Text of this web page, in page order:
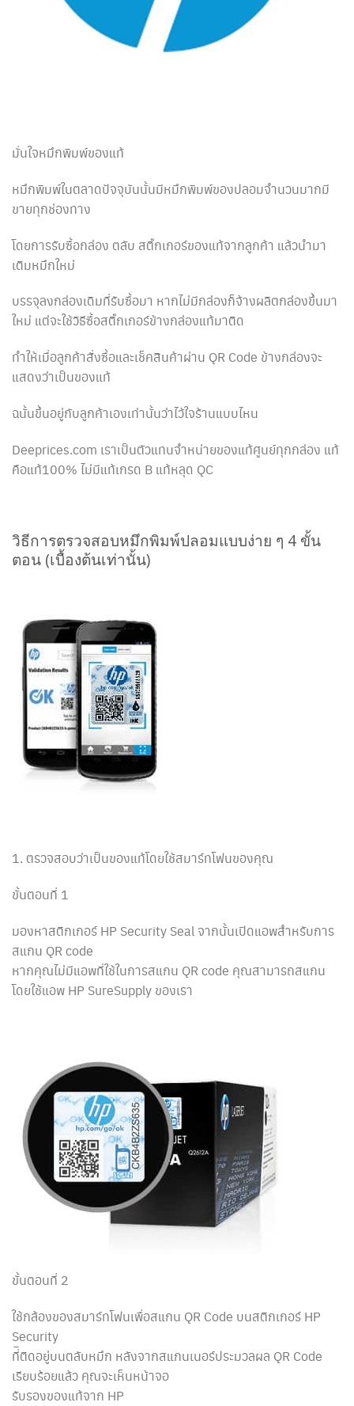
มั่นใจหมึกพิมพ์ของแท้
หมึกพิมพ์ในตลาดปัจจุบันนั้นมีหมึกพิมพ์ของปลอมจำนวนมากมี
ขายทุกช่องทาง
โดยการรับซื้อกล่อง ตลับ สติ๊กเกอร์ของแท้จากลูกค้า แล้วนำมา
เติมหมึกใหม่
บรรจุลงกล่องเดิมที่รับซื้อมา หากไม่มีกล่องก็จ้างผลิตกล่องขึ้นมา
ใหม่ แต่จะใช้วิธีซื้อสติ๊กเกอร์ข้างกล่องแท้มาติด
ทำให้เมื่อลูกค้าสั่งซื้อและเช็คสินค้าผ่าน QR Code ข้างกล่องจะ
แสดงว่าเป็นของแท้
ฉนั้นขึ้นอยู่กับลูกค้าเองเท่านั้นว่าไว้ใจร้านแบบไหน
Deeprices.com เราเป็นตัวแทนจำหน่ายของแท้ศูนย์ทุกกล่อง แท้
คือแท้100% ไม่มีแท้เกรด B แท้หลุด QC
วิธีการตรวจสอบหมึกพิมพ์ปลอมแบบง่าย ๆ 4 ขั้น
ตอน (เบื้องต้นเท่านั้น)
1. ตรวจสอบว่าเป็นของแท้โดยใช้สมาร์ทโฟนของคุณ
ขั้นตอนที่ 1
มองหาสติกเกอร์ HP Security Seal จากนั้นเปิดแอพสำหรับการ
สแกน QR code
หากคุณไม่มีแอพที่ใช้ในการสแกน QR code คุณสามารถสแกน
โดยใช้แอพ HP SureSupply ของเรา
ขั้นตอนที่ 2
ใช้กล้องของสมาร์ทโฟนเพื่อสแกน QR Code บนสติกเกอร์ HP
Security
ที่ิติดอยู่บนตลับหมึก หลังจากสแกนเนอร์ประมวลผล QR Code
เรียบร้อยแล้ว คุณจะเห็นหน้าจอ
รับรองของแท้จาก HP